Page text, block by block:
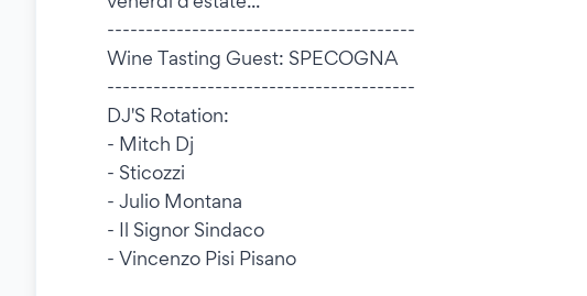
----------------------------------------
Wine Tasting Guest: SPECOGNA
----------------------------------------
DJ'S Rotation:
- Mitch Dj
- Sticozzi
- Julio Montana
- Il Signor Sindaco
- Vincenzo Pisi Pisano